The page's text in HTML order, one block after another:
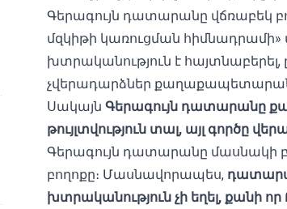
Գերագույն դատարանը վճռաբեկ
մզկիթի կառուցման
խտրականություն է
չվերադարձներ
Սակայն Գերագույն դատարանը
թույլտվություն տալ, այլ գործը
Գերագույն դատարանը մասնակի
բողոքը։ Մասնավորապես,
խտրականություն չի եղել, քանի